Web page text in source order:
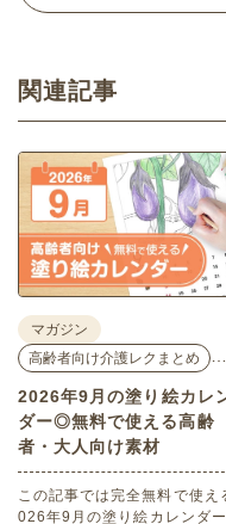
関連記事
マガジン
高齢者向け介護レクまとめ
2026年9月の塗り絵カレ
ダー◎無料で使える高齢
者・大人向け素材
この記事では完全無料で使え
026年9月の塗り絵カレンダ